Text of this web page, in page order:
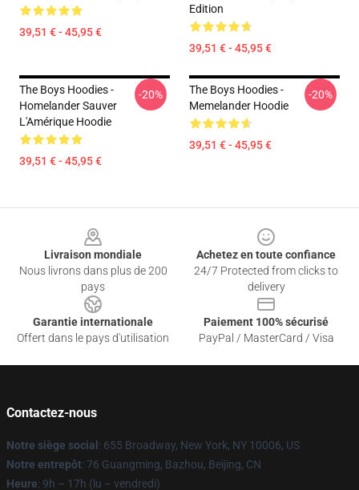
39,51 € - 45,95 €
Edition
39,51 € - 45,95 €
The Boys Hoodies -
Homelander Sauver
L'Amérique Hoodie
39,51 € - 45,95 €
-20%
The Boys Hoodies -
Memelander Hoodie
39,51 € - 45,95 €
-20%
Livraison mondiale
Nous livrons dans plus de 200
pays
Achetez en toute confiance
24/7 Protected from clicks to
delivery
Garantie internationale
Offert dans le pays d'utilisation
Paiement 100% sécurisé
PayPal / MasterCard / Visa
Contactez-nous
Notre siège social : 655 Broadway, New York, NY 10006, US
Notre entrepôt: 76 Guangming, Bazhou, Beijing, CN
Heure: 9h – 17h (lu – vendredi)